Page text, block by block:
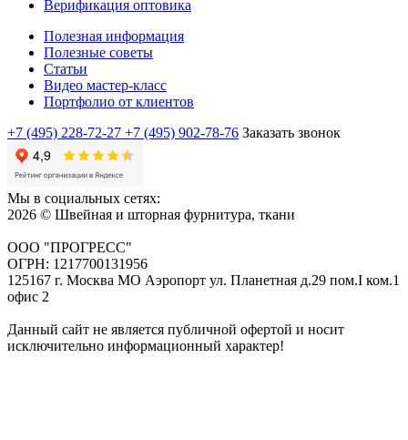
Верификация оптовика
Полезная информация
Полезные советы
Статьи
Видео мастер-класс
Портфолио от клиентов
+7 (495) 228-72-27 +7 (495) 902-78-76 Заказать звонок
Мы в социальных сетях:
2026 © Швейная и шторная фурнитура, ткани
ООО "ПРОГРЕСС"
ОГРН: 1217700131956
125167 г. Москва МО Аэропорт ул. Планетная д.29 пом.I ком.1
офис 2
Данный сайт не является публичной офертой и носит
исключительно информационный характер!